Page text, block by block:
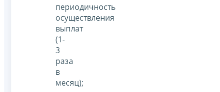
периодичность
осуществления
выплат
(1-
3
раза
в
месяц);